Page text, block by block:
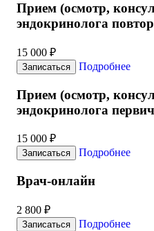
Прием (осмотр,
эндокринолога
15 000 ₽
Записаться Подробнее
Прием (осмотр,
эндокринолога
15 000 ₽
Записаться Подробнее
Врач-онлайн
2 800 ₽
Записаться Подробнее